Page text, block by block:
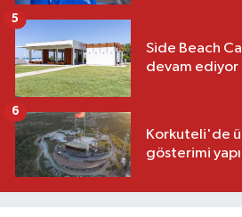
Side Beach
devam ediyor
5
Korkuteli'de
gösterimi
6